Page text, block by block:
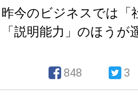
昨今のビジネスでは「
「説明能力」のほうが
848 3